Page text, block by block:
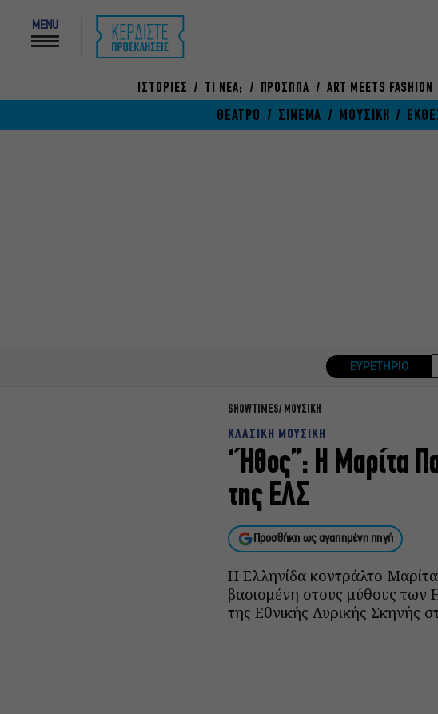
MENU
ΙΣΤΟΡΙΕΣ ΤΙ ΝΕΑ; ΠΡΟΣΩΠΑ ART MEETS FASHION
ΘΕΑΤΡΟ ΣΙΝΕΜΑ ΜΟΥΣΙΚΗ
ΕΥΡΕΤΗΡΙΟ
SHOWTIMES ΜΟΥΣΙΚΗ
ΚΛΑΣΙΚΗ ΜΟΥΣΙΚΗ
‘Ήθος”: Η Μαρίτα
της ΕΛΣ
Προσθήκη ως αγαπημένη πηγή
Η Ελληνίδα κοντράλτο
βασισμένη στους μύθους των
της Εθνικής Λυρικής Σκηνής